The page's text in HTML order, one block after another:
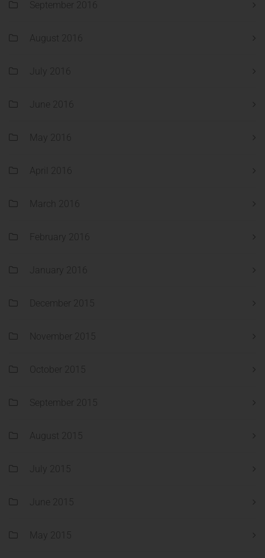
September 2016
August 2016
July 2016
June 2016
May 2016
April 2016
March 2016
February 2016
January 2016
December 2015
November 2015
October 2015
September 2015
August 2015
July 2015
June 2015
May 2015